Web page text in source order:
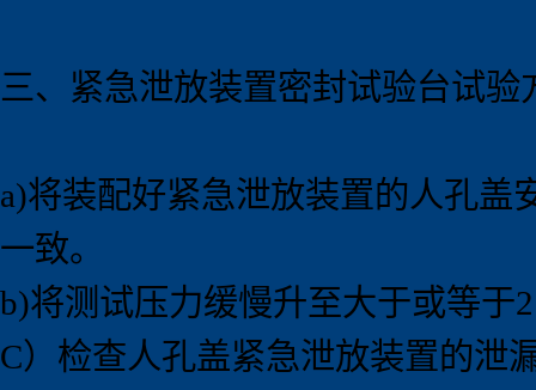
三、紧急泄放装置密封试验台试验
a)将装配好紧急泄放装置的人孔盖
一致。
b)将测试压力缓慢升至大于或等于
C）检查人孔盖紧急泄放装置的泄